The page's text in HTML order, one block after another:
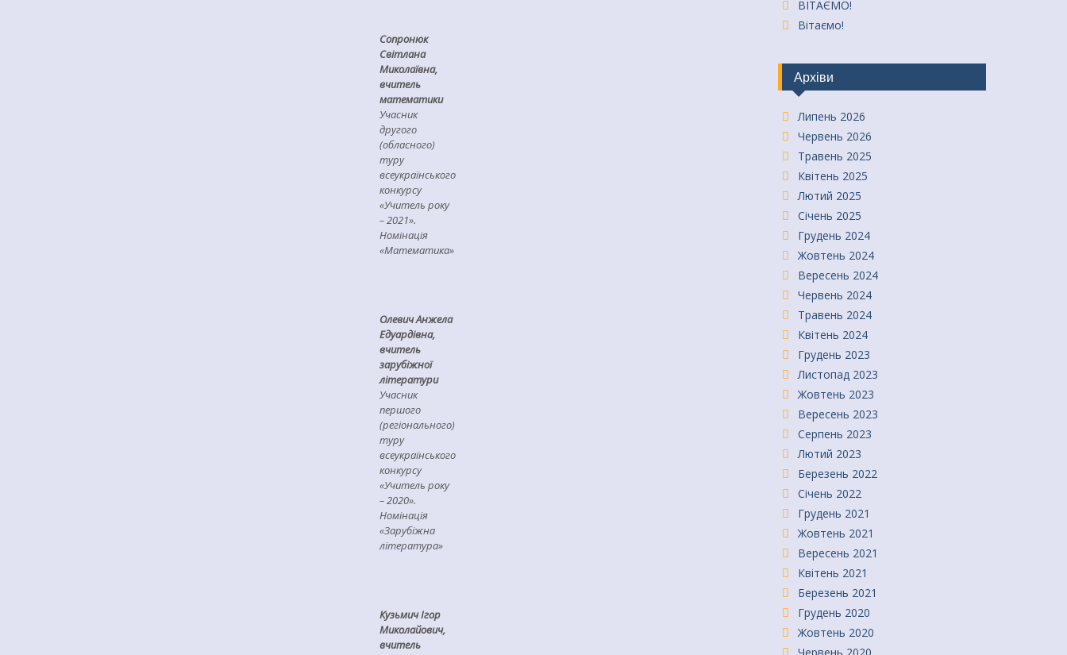
Сопронюк
Світлана
Миколаївна,
вчитель
математики
Учасник
другого
(обласного)
туру
всеукраїнського
конкурсу
«Учитель року
– 2021».
Номінація
«Математика»
Олевич Анжела
Едуардівна,
вчитель
зарубіжної
літератури
Учасник
першого
(регіонального)
туру
всеукраїнського
конкурсу
«Учитель року
– 2020».
Номінація
«Зарубіжна
література»
Кузьмич Ігор
Миколайович,
вчитель
ВІТАЄМО!
Вітаємо!
Архіви
Липень 2026
Червень 2026
Травень 2025
Квітень 2025
Лютий 2025
Січень 2025
Грудень 2024
Жовтень 2024
Вересень 2024
Червень 2024
Травень 2024
Квітень 2024
Грудень 2023
Листопад 2023
Жовтень 2023
Вересень 2023
Серпень 2023
Лютий 2023
Березень 2022
Січень 2022
Грудень 2021
Жовтень 2021
Вересень 2021
Квітень 2021
Березень 2021
Грудень 2020
Жовтень 2020